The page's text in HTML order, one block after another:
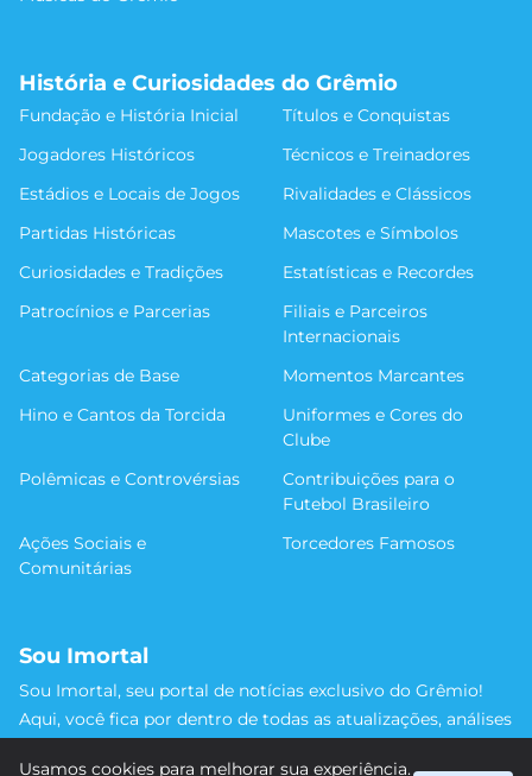
História e Curiosidades do Grêmio
Fundação e História Inicial
Títulos e Conquistas
Jogadores Históricos
Técnicos e Treinadores
Estádios e Locais de Jogos
Rivalidades e Clássicos
Partidas Históricas
Mascotes e Símbolos
Curiosidades e Tradições
Estatísticas e Recordes
Patrocínios e Parcerias
Filiais e Parceiros
Internacionais
Categorias de Base
Momentos Marcantes
Hino e Cantos da Torcida
Uniformes e Cores do
Clube
Polêmicas e Controvérsias
Contribuições para o
Futebol Brasileiro
Ações Sociais e
Comunitárias
Torcedores Famosos
Sou Imortal
Sou Imortal, seu portal de notícias exclusivo do Grêmio!
Aqui, você fica por dentro de todas as atualizações, análises
Usamos cookies para melhorar sua experiência.